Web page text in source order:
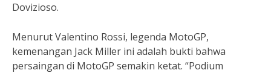
Dovizioso.
Menurut Valentino Rossi, legenda MotoGP,
kemenangan Jack Miller ini adalah bukti bahwa
persaingan di MotoGP semakin ketat. “Podium